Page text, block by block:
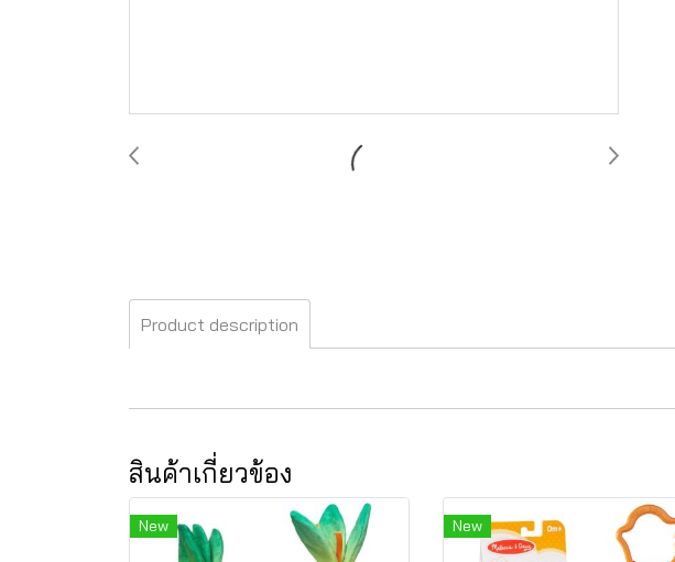
Product description
สินค้าเกี่ยวข้อง
New New